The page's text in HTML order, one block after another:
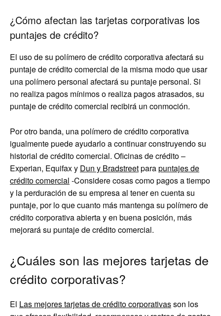
¿Cómo afectan las tarjetas corporativas los
puntajes de crédito?
El uso de su polímero de crédito corporativa afectará su
puntaje de crédito comercial de la misma modo que usar
una polímero personal afectará su puntaje personal. Si
no realiza pagos mínimos o realiza pagos atrasados, su
puntaje de crédito comercial recibirá un conmoción.
Por otro banda, una polímero de crédito corporativa
igualmente puede ayudarlo a continuar construyendo su
historial de crédito comercial. Oficinas de crédito –
Experian, Equifax y Dun y Bradstreetparapuntajes de
crédito comercial -Considere cosas como pagos a tiempo
y la perduración de su empresa al tener en cuenta su
puntaje, por lo que cuanto más mantenga su polímero de
crédito corporativa abierta y en buena posición, más
mejorará su puntaje de crédito comercial.
¿Cuáles son las mejores tarjetas de
crédito corporativas?
El Las mejores tarjetas de crédito corporativasson los